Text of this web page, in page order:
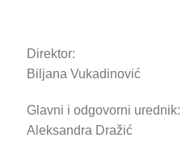
Direktor:
Biljana Vukadinović
Glavni i odgovorni urednik:
Aleksandra Dražić